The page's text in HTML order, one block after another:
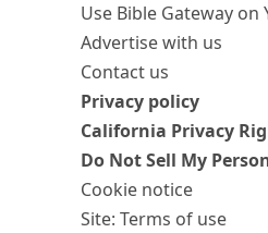
Use Bible Gateway on
Advertise with us
Contact us
Privacy policy
California Privacy
Do Not Sell My
Cookie notice
Site: Terms of use